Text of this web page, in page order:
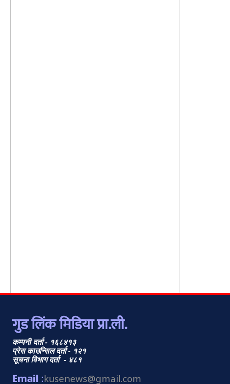
गुड लिंक मिडिया प्रा.ली.
कम्पनी दर्ता - १६८४१३
प्रेस काउन्सिल दर्ता - १२१
सूचना विभाग दर्ता - ४८१
Email :kusenews@gmail.com